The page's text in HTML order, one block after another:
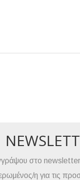
στο newsletter
η για τις